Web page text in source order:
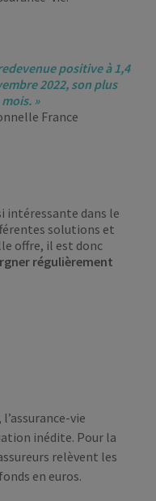
positive à 1,4
2022, son plus
»
France
intéressante dans le
solutions et
offre, il est donc
régulièrement
vie
inédite. Pour la
relèvent les
en euros.